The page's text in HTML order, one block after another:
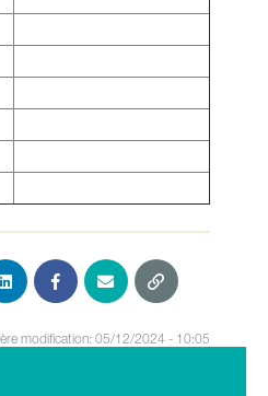
modification: 05/12/2024 - 10:05